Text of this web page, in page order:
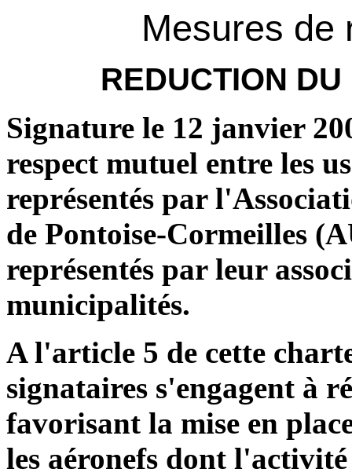
Mesures de
REDUCTION
Signature le 12 janvier
respect mutuel entre les
représentés par
de Pontoise-Cormeilles
représentés par leur
municipalités.
A l'article 5 de cette
signataires s'engagent à
favorisant la mise en
les aéronefs dont